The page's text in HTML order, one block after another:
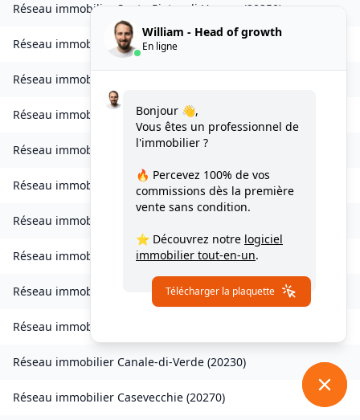
Réseau immobilier Santo-Pietro-di-Venaco (20250)
Réseau immobilierVenzolasca(
Réseau immobilier
Réseau immobilier Zilia(20214
Réseau immobilier Chisa(20240)
Réseau immobilier Ampriani(20272
Réseau immobilier
Réseau immobilier Borgo(20290)
Réseau immobilier 20260)
Réseau immobilier
Réseau immobilier Canale-di-Verde (20230)
Réseau immobilier Casevecchie (20270)
William - Head of growth
En ligne
Bonjour 👋,
Vous êtes un professionnel de
l'immobilier ?
🔥 Percevez 100% de vos
commissions dès la première
vente sans condition.
⭐ Découvrez notre logiciel
immobilier tout-en-un.
Télécharger la plaquette